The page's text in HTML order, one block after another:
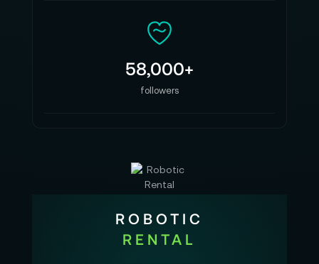
58,000+
followers
ROBOTIC
RENTAL